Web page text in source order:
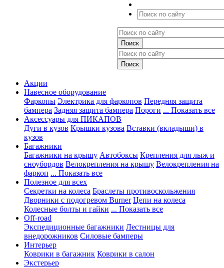
Акции
Навесное оборудование
Фаркопы Электрика для фаркопов Передняя защита
бампера Задняя защита бампера Пороги ... Показать все
Аксессуары для ПИКАПОВ
Дуги в кузов Крышки кузова Вставки (вкладыши) в
кузов
Багажники
Багажники на крышу Автобоксы Крепления для лыж и
сноубордов Велокрепления на крышу Велокрепления на
фаркоп ... Показать все
Полезное для всех
Секретки на колеса Браслеты противоскольжения
Дворники с подогревом Burner Цепи на колеса
Колесные болты и гайки ... Показать все
Off-road
Экспедиционные багажники Лестницы для
внедорожников Силовые бамперы
Интерьер
Коврики в багажник Коврики в салон
Экстерьер